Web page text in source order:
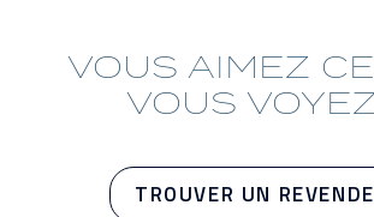
VOUS AIMEZ
VOUS
TROUVER UN